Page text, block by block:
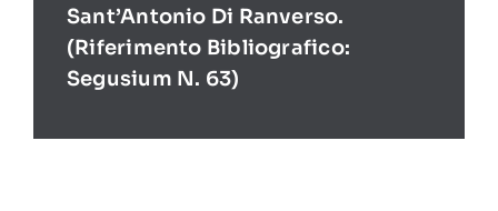
Sant’Antonio Di Ranverso.
(Riferimento Bibliografico:
Segusium N. 63)